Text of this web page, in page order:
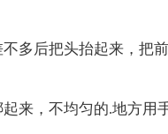
多后把头抬起来，把
来，不均匀的.地方用